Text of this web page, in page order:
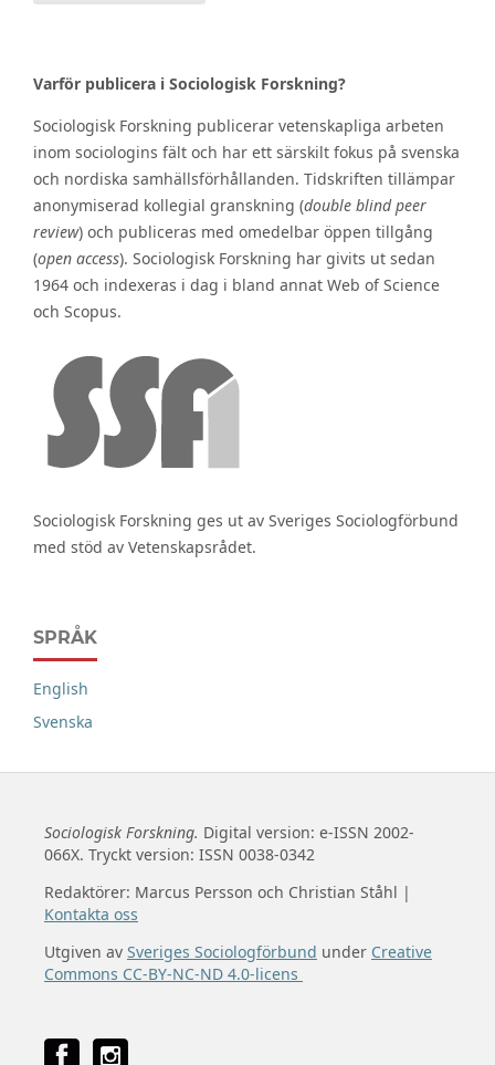
Varför publicera i Sociologisk Forskning?
Sociologisk Forskning publicerar vetenskapliga arbeten
inom sociologins fält och har ett särskilt fokus på svenska
och nordiska samhällsförhållanden. Tidskriften tillämpar
anonymiserad kollegial granskning (double blind peer
review) och publiceras med omedelbar öppen tillgång
(open access). Sociologisk Forskning har givits ut sedan
1964 och indexeras i dag i bland annat Web of Science
och Scopus.
Sociologisk Forskning ges ut av Sveriges Sociologförbund
med stöd av Vetenskapsrådet.
SPRÅK
English
Svenska
Sociologisk Forskning. Digital version: e-ISSN 2002-
066X. Tryckt version: ISSN 0038-0342
Redaktörer: Marcus Persson och Christian Ståhl |
Kontakta oss
Utgiven av Sveriges Sociologförbund under Creative
Commons CC-BY-NC-ND 4.0-licens